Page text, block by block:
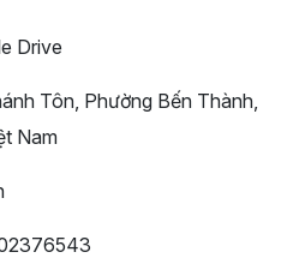
Drive
Tôn, Phường Bến Thành,
Nam